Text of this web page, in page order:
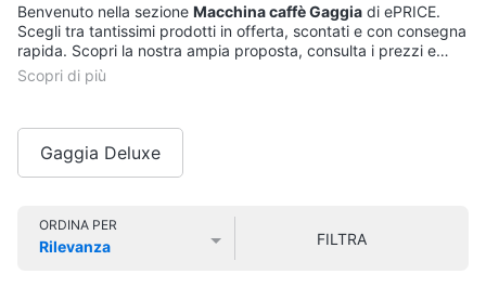
Tv
e
Home
Cinema
home
Videogiochi
Frigorifero
combinato
Vedi
Asciugatrici
Benvenuto nella sezione Macchina caffè Gaggia di ePRICE.
Scegli tra tantissimi prodotti in offerta, scontati e con consegna
rapida. Scopri la nostra ampia proposta, consulta i prezzi e
acquista comodamente online.
Gaggia Deluxe
ORDINA PER
Rilevanza
FILTRA